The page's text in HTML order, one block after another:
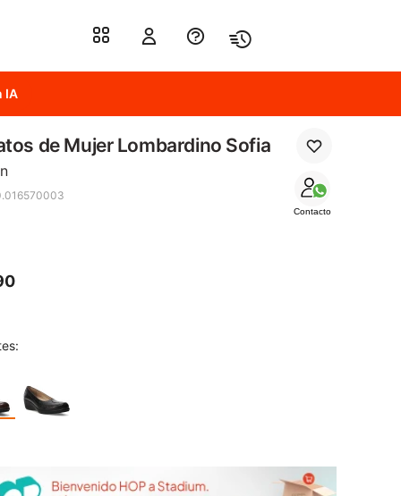
IA
de Mujer Lombardino Sofia
Contacto